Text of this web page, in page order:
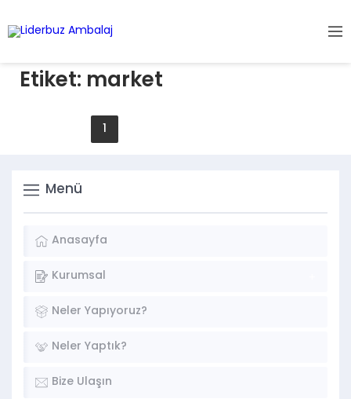
Etiket: market
1
Menü
Anasayfa
Kurumsal
Neler Yapıyoruz?
Neler Yaptık?
Bize Ulaşın